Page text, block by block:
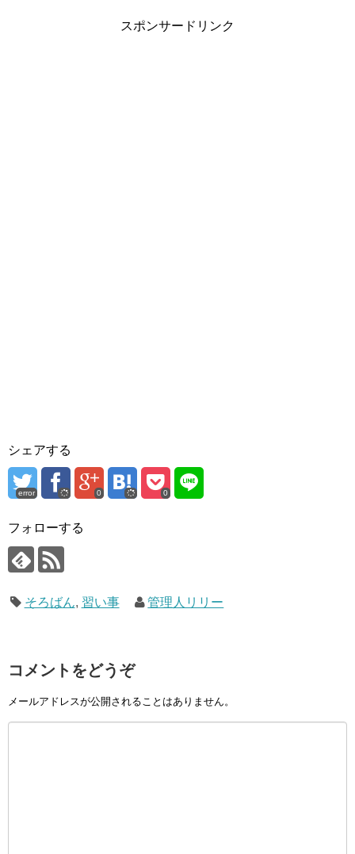
スポンサードリンク
シェアする
error 0 0
フォローする
そろばん, 習い事 管理人リリー
コメントをどうぞ
メールアドレスが公開されることはありません。